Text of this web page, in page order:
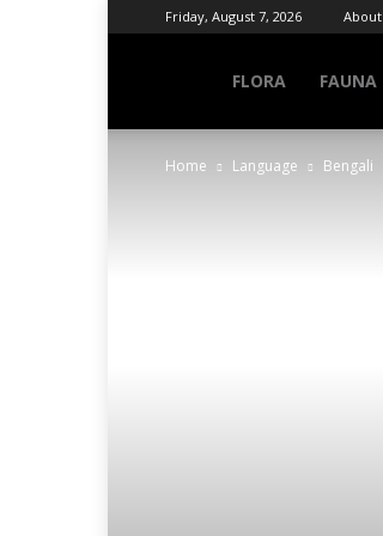
Friday, August 7, 2026 About
INFO
FLORA FAUNA
Home Language Bengali